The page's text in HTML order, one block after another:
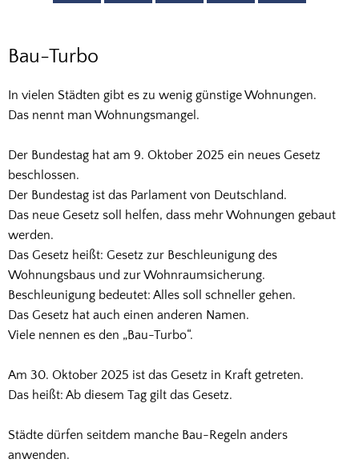
Bau-
Turbo
einfache
Bau-Turbo
In vielen Städten gibt es zu wenig günstige Wohnungen.
Das nennt man Wohnungsmangel.
Der Bundestag hat am 9. Oktober 2025 ein neues Gesetz
beschlossen.
Der Bundestag ist das Parlament von Deutschland.
Das neue Gesetz soll helfen, dass mehr Wohnungen gebaut
werden.
Das Gesetz heißt: Gesetz zur Beschleunigung des
Wohnungsbaus und zur Wohnraumsicherung.
Beschleunigung bedeutet: Alles soll schneller gehen.
Das Gesetz hat auch einen anderen Namen.
Viele nennen es den „Bau-Turbo“.
Am 30. Oktober 2025 ist das Gesetz in Kraft getreten.
Das heißt: Ab diesem Tag gilt das Gesetz.
Städte dürfen seitdem manche Bau-Regeln anders
anwenden.